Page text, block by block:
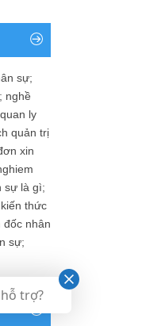
sự;
; nghề
ly
quản trị
xin
sự là gì;
kiến thức
đốc nhân
sự;
trợ?